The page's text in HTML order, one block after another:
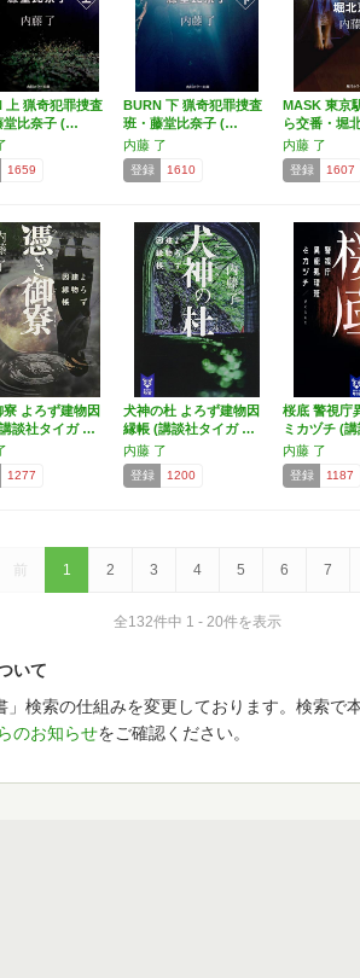
上 猟奇犯罪捜査
堂比奈子 (…
1659
BURN 下 猟奇犯罪捜査
班・藤堂比奈子 (…
内藤 了
登録 1610
MASK 東京
ら交番・堀
内藤 了
登録 1607
寮 よろず建物因
談社タイガ …
1277
犬神の杜 よろず建物因
縁帳 (講談社タイガ …
内藤 了
登録 1200
桜底 警視庁
ミカヅチ (
内藤 了
登録 1187
前 1 2 3 4 5 6 7
全132件中 1 - 20件を表示
いて
」検索の仕組みを変更しております。検索で
のお知らせをご確認ください。